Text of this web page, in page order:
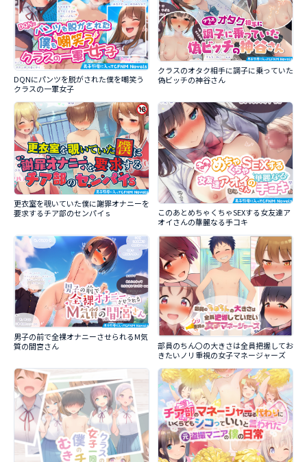
DQNにパンツを脱がされた僕を嘲笑う
クラスの一軍女子
クラスのオタク相手に調子に乗っていた
偽ビッチの神谷さん
更衣室を覗いていた僕に謝罪オナニーを
要求するチア部のセンパイｓ
このあとめちゃくちゃSEXする女友達ア
オイさんの華麗なる手コキ
男子の前で全裸オナニーさせられるM気
質の間宮さん
部員のちん〇の大きさは全員把握してお
きたいノリ重視の女子マネージャーズ